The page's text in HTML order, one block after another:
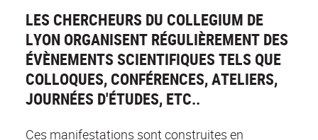
LES CHERCHEURS DU COLLEGIUM DE
LYON ORGANISENT RÉGULIÈREMENT DES
ÉVÈNEMENTS SCIENTIFIQUES TELS QUE
COLLOQUES, CONFÉRENCES, ATELIERS,
JOURNÉES D'ÉTUDES, ETC..
Ces manifestations sont construites en